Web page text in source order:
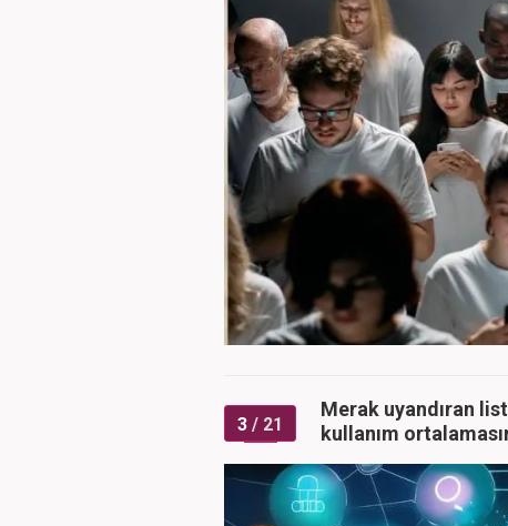
3 / 21
Merak uyandıran
kullanım